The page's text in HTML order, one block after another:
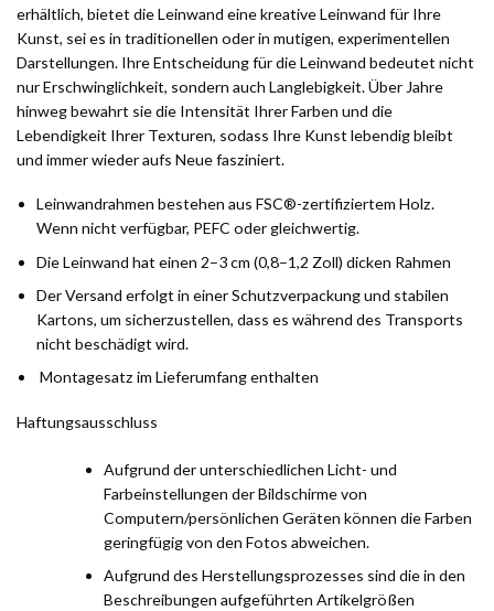
erhältlich, bietet die Leinwand eine kreative Leinwand für Ihre
Kunst, sei es in traditionellen oder in mutigen, experimentellen
Darstellungen. Ihre Entscheidung für die Leinwand bedeutet nicht
nur Erschwinglichkeit, sondern auch Langlebigkeit. Über Jahre
hinweg bewahrt sie die Intensität Ihrer Farben und die
Lebendigkeit Ihrer Texturen, sodass Ihre Kunst lebendig bleibt
und immer wieder aufs Neue fasziniert.
Leinwandrahmen bestehen aus FSC®-zertifiziertem Holz.
Wenn nicht verfügbar, PEFC oder gleichwertig.
Die Leinwand hat einen 2–3 cm (0,8–1,2 Zoll) dicken Rahmen
Der Versand erfolgt in einer Schutzverpackung und stabilen
Kartons, um sicherzustellen, dass es während des Transports
nicht beschädigt wird.
Montagesatz im Lieferumfang enthalten
Haftungsausschluss
Aufgrund der unterschiedlichen Licht- und
Farbeinstellungen der Bildschirme von
Computern/persönlichen Geräten können die Farben
geringfügig von den Fotos abweichen.
Aufgrund des Herstellungsprozesses sind die in den
Beschreibungen aufgeführten Artikelgrößen